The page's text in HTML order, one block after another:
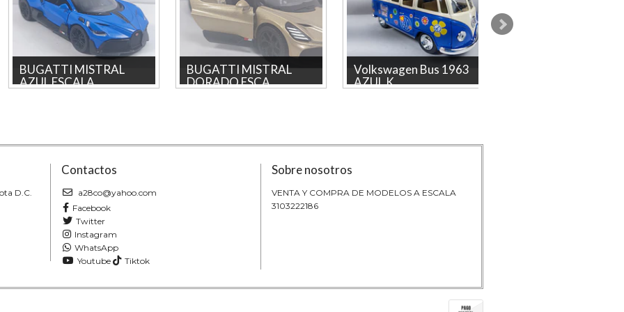
BUGATTI MISTRAL
AZUL ESCALA...
BUGATTI MISTRAL
DORADO ESCA...
Volkswagen Bus 1963
AZUL K...
D.C.
Contactos
a28co@yahoo.com
Facebook
Twitter
Instagram
WhatsApp
Youtube
Tiktok
Sobre nosotros
VENTA Y COMPRA DE MODELOS A ESCALA
3103222186